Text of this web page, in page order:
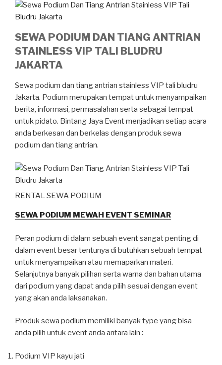
SEWA PODIUM DAN TIANG ANTRIAN
STAINLESS VIP TALI BLUDRU
JAKARTA
Sewa podium dan tiang antrian stainless VIP tali bludru
Jakarta. Podium merupakan tempat untuk menyampaikan
berita, informasi, permasalahan serta sebagai tempat
untuk pidato. Bintang Jaya Event menjadikan setiap acara
anda berkesan dan berkelas dengan produk sewa
podium dan tiang antrian.
RENTAL SEWA PODIUM
SEWA PODIUM MEWAH EVENT SEMINAR
Peran podium di dalam sebuah event sangat penting di
dalam event besar tentunya di butuhkan sebuah tempat
untuk menyampaikan atau memaparkan materi.
Selanjutnya banyak pilihan serta warna dan bahan utama
dari podium yang dapat anda pilih sesuai dengan event
yang akan anda laksanakan.
Produk sewa podium memiliki banyak type yang bisa
anda pilih untuk event anda antara lain :
Podium VIP kayu jati